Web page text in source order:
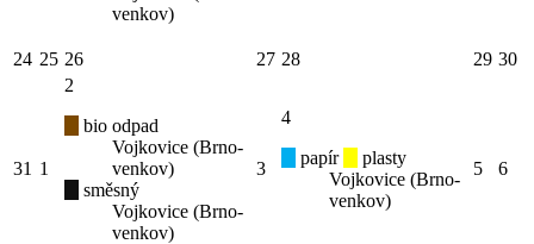
venkov)
24 25 26 27 28 29 30
31 1
2
bio odpad
Vojkovice (Brno-
venkov)
směsný
Vojkovice (Brno-
venkov)
3
4
papír
plasty
Vojkovice (Brno-
venkov)
5 6